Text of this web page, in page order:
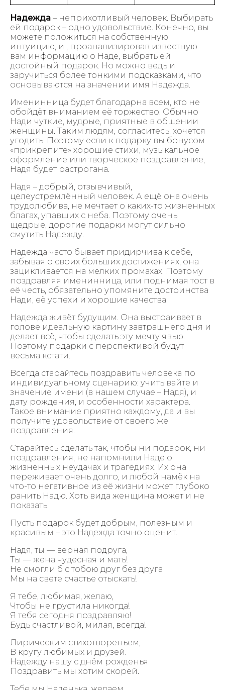
Надежда – неприхотливый человек. Выбирать
ей подарок – одно удовольствие. Конечно, вы
можете положиться на собственную
интуицию, и , проанализировав известную
вам информацию о Наде, выбрать ей
достойный подарок. Но можно ведь и
заручиться более тонкими подсказками, что
основываются на значении имя Надежда.
Именинница будет благодарна всем, кто не
обойдёт вниманием её торжество. Обычно
Нади чуткие, мудрые, приятные в общении
женщины. Таким людям, согласитесь, хочется
угодить. Поэтому если к подарку вы бонусом
«прикрепите» хорошие стихи, музыкальное
оформление или творческое поздравление,
Надя будет растрогана.
Надя – добрый, отзывчивый,
целеустремлённый человек. А ещё она очень
трудолюбива, не мечтает о каких-то жизненных
благах, упавших с неба. Поэтому очень
щедрые, дорогие подарки могут сильно
смутить Надежду.
Надежда часто бывает придирчива к себе,
забывая о своих больших достижениях, она
зацикливается на мелких промахах. Поэтому
поздравляя именинница, или поднимая тост в
её честь, обязательно упомяните достоинства
Нади, её успехи и хорошие качества.
Надежда живёт будущим. Она выстраивает в
голове идеальную картину завтрашнего дня и
делает всё, чтобы сделать эту мечту явью.
Поэтому подарки с перспективой будут
весьма кстати.
Всегда старайтесь поздравить человека по
индивидуальному сценарию: учитывайте и
значение имени (в нашем случае – Надя), и
дату рождения, и особенности характера.
Такое внимание приятно каждому, да и вы
получите удовольствие от своего же
поздравления.
Старайтесь сделать так, чтобы ни подарок, ни
поздравления, не напомнили Наде о
жизненных неудачах и трагедиях. Их она
переживает очень долго, и любой намёк на
что-то негативное из её жизни может глубоко
ранить Надю. Хоть вида женщина может и не
показать.
Пусть подарок будет добрым, полезным и
красивым – это Надежда точно оценит.
Надя, ты — верная подруга,
Ты — жена чудесная и мать!
Не смогли б с тобою друг без друга
Мы на свете счастье отыскать!
Я тебе, любимая, желаю,
Чтобы не грустила никогда!
Я тебя сегодня поздравляю!
Будь счастливой, милая, всегда!
Лирическим стихотвореньем,
В кругу любимых и друзей.
Надежду нашу с днём рожденья
Поздравить мы хотим скорей.